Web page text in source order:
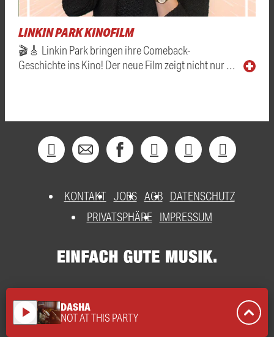
LINKIN PARK KINOFILM
🎬🎸 Linkin Park bringen ihre Comeback-
Geschichte ins Kino! Der neue Film zeigt nicht nur …
KONTAKT JOBS AGB DATENSCHUTZ
PRIVATSPHÄRE
IMPRESSUM
play_arrow DASHA
NOT AT THIS PARTY